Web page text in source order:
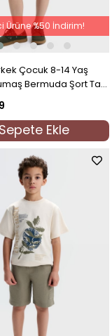
Çocuk 8-14 Yaş
Bermuda Şort Taş
Sepete Ekle
Ürüne %50 İndirim!